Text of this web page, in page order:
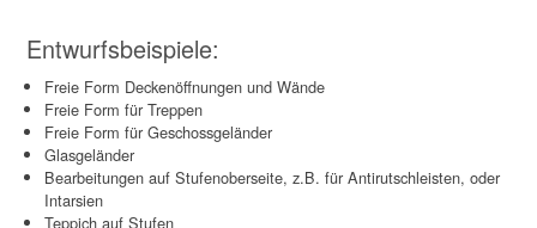
Entwurfsbeispiele:
Freie Form Deckenöffnungen und Wände
Freie Form für Treppen
Freie Form für Geschossgeländer
Glasgeländer
Bearbeitungen auf Stufenoberseite, z.B. für Antirutschleisten, oder
Intarsien
Teppich auf Stufen